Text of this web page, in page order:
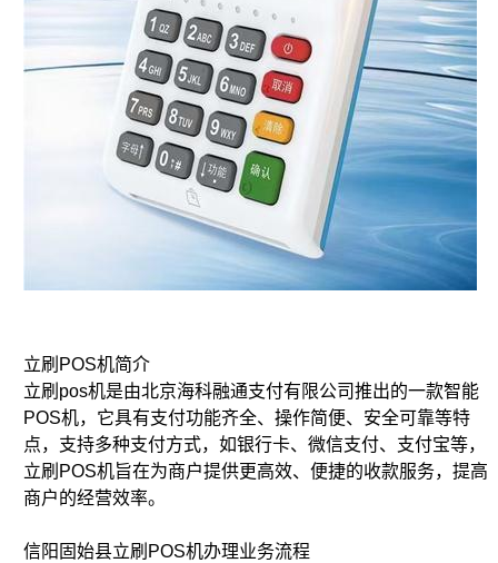
立刷POS机简介
立刷pos机是由北京海科融通支付有限公司推出的一款智能
POS机，它具有支付功能齐全、操作简便、安全可靠等特
点，支持多种支付方式，如银行卡、微信支付、支付宝等，
立刷POS机旨在为商户提供更高效、便捷的收款服务，提高
商户的经营效率。
信阳固始县立刷POS机办理业务流程